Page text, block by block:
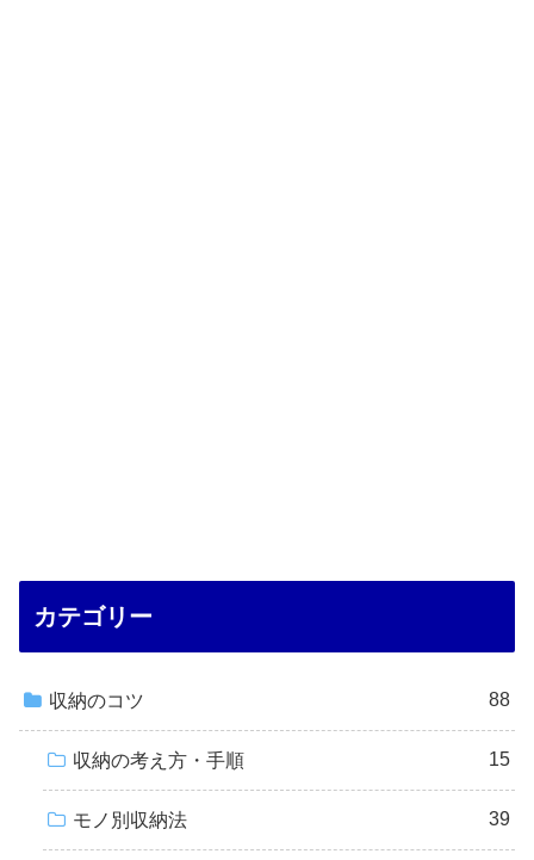
カテゴリー
収納のコツ 88
収納の考え方・手順 15
モノ別収納法 39